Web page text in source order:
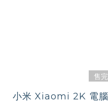
售完
小米 Xiaomi 2K 電腦